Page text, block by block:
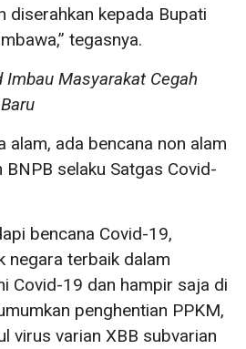
diserahkan kepada Bupati
tegasnya.
Imbau Masyarakat Cegah
alam, ada bencana non alam
selaku Satgas Covid-
bencana Covid-19,
negara terbaik dalam
Covid-19 dan hampir saja di
penghentian PPKM,
virus varian XBB subvarian